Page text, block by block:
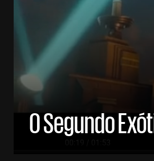
O Segundo